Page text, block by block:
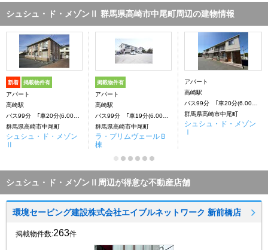
シュシュ・ド・メゾンⅡ 群馬県高崎市中尾町周辺の建物情報
新着 掲載物件有
アパート
高崎駅
バス99分 ｢車20分(6.00Km)｣下車：停歩99分
群馬県高崎市中尾町
シュシュ・ド・メゾン
Ⅱ
掲載物件有
アパート
高崎駅
バス99分 ｢車19分(6.00Km)｣下車：停歩99分
群馬県高崎市中尾町
ラ・プリムヴェールＢ
棟
アパート
高崎駅
バス99分 ｢車20分(6.00Km)｣下車：停歩99分
群馬県高崎市中尾町
シュシュ・ド・メゾン
Ⅰ
シュシュ・ド・メゾンⅡ周辺が得意な不動産店舗
環境セービング建設株式会社エイブルネットワーク 新前橋店
掲載物件数:263件